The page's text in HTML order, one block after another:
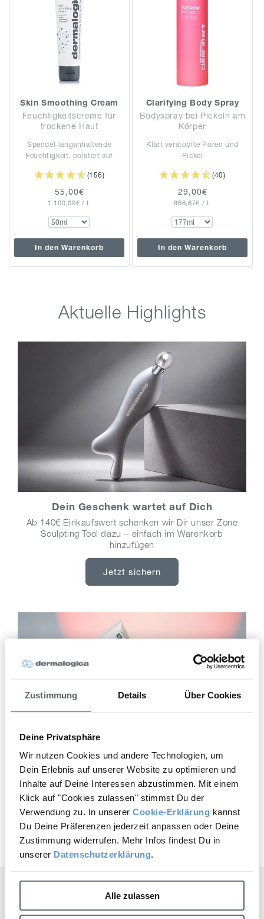
Zustimmung Details Über Cookies
Deine Privatsphäre
Wir nutzen Cookies und andere Technologien, um
Dein Erlebnis auf unserer Website zu optimieren und
Inhalte auf Deine Interessen abzustimmen. Mit einem
Klick auf "Cookies zulassen" stimmst Du der
Verwendung zu. In unserer Cookie-Erklärung kannst
Du Deine Präferenzen jederzeit anpassen oder Deine
Zustimmung widerrufen. Mehr Infos findest Du in
unserer Datenschutzerklärung.
Alle zulassen
Skin Smoothing Cream
Feuchtigkeitscreme für
trockene Haut
Spendet langanhaltende
Feuchtigkeit, polstert auf
(156)
Normaler
Preis
55,00€
GRUNDPREIS
1.100,00€ / PRO
L
In den Warenkorb
Clarifying Body Spray
Bodyspray bei Pickeln am
Körper
Klärt verstopfte Poren und
Pickel
(40)
Normaler
Preis
29,00€
GRUNDPREIS
966,67€ / PRO
L
In den Warenkorb
Aktuelle Highlights
Dein Geschenk wartet auf Dich
Ab 140€ Einkaufswert schenken wir Dir unser Zone
Sculpting Tool dazu – einfach im Warenkorb
hinzufügen
Jetzt sichern
Entdecke unseren täglichen Sonnenschutz
Täglicher UV-Schutz hilft, die Anzeichen lichtbedingter
Hautalterung sichtbar zu reduzieren
Jetzt entdecken
Möchtest Du einen 10% Rabatt
auf Deine nächste Bestellung?
Ja, gerne!